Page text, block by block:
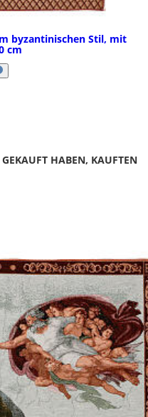
byzantinischen Stil, mit
cm
HABEN, KAUFTEN